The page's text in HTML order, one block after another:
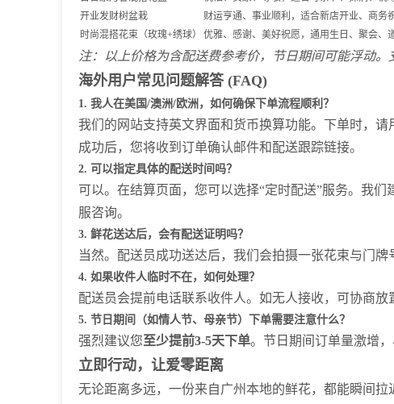
开业发财树盆栽
财运亨通、事业顺利，适合新店开业、商务
时尚混搭花束（玫瑰+绣球）
优雅、感谢、美好祝愿，通用生日、聚会、
注：以上价格为含配送费参考价，节日期间可能浮动。
海外用户常见问题解答 (FAQ)
1. 我人在美国/澳洲/欧洲，如何确保下单流程顺利？
我们的网站支持英文界面和货币换算功能。下单时，
成功后，您将收到订单确认邮件和配送跟踪链接。
2. 可以指定具体的配送时间吗？
可以。在结算页面，您可以选择“定时配送”服务。我
服咨询。
3. 鲜花送达后，会有配送证明吗？
当然。配送员成功送达后，我们会拍摄一张花束与门
4. 如果收件人临时不在，如何处理？
配送员会提前电话联系收件人。如无人接收，可协商
5. 节日期间（如情人节、母亲节）下单需要注意什么？
强烈建议您至少提前3-5天下单。节日期间订单量激增
立即行动，让爱零距离
无论距离多远，一份来自广州本地的鲜花，都能瞬间